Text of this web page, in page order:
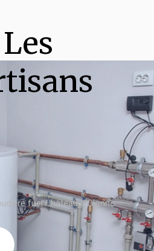
Les
fuel Château d'Olonne